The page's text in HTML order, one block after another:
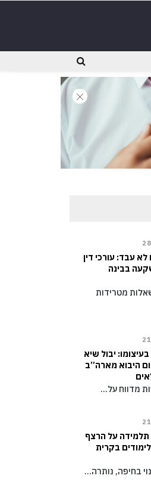
עבד: עורכי דין
בבינה
מטרידות
יבול שיא
היבוא מארה”ב
מדווח על…
על הרצף
בקרית
בחיפה, נותרה…